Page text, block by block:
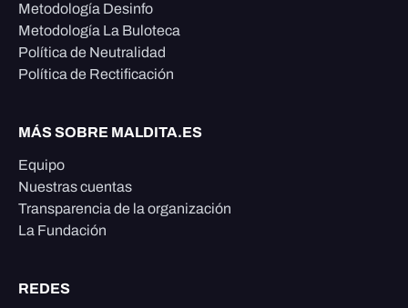
Metodología Desinfo
Metodología La Buloteca
Política de Neutralidad
Política de Rectificación
MÁS SOBRE MALDITA.ES
Equipo
Nuestras cuentas
Transparencia de la organización
La Fundación
REDES